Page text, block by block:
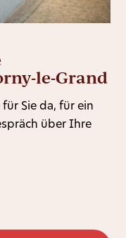
le-Grand
Sie da, für ein
über Ihre